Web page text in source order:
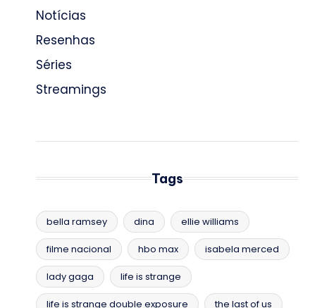
Notícias
Resenhas
Séries
Streamings
Tags
bella ramsey dina ellie williams
filme nacional hbo max isabela merced
lady gaga life is strange
life is strange double exposure the last of us